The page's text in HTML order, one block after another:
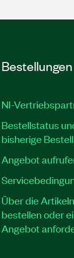
Bestellungen
NI-
Bestellstatus
bisherige
Angebot
Über die
bestellen oder
Angebot